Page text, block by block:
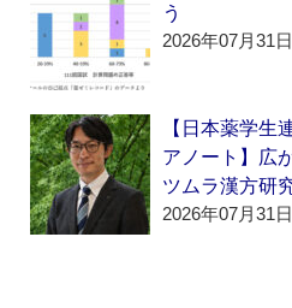
う
2026年07月31
【日本薬学生
アノート】広
ツムラ漢方研
2026年07月31